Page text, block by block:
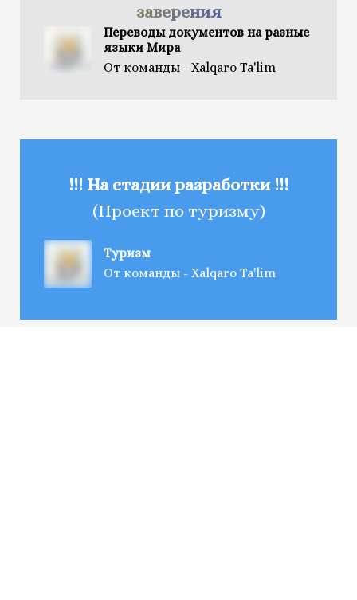
заверения
Переводы документов на разные
языки Мира
От команды - Xalqaro Ta'lim
!!! На стадии разработки !!!
(Проект по туризму)
Туризм
От команды - Xalqaro Ta'lim